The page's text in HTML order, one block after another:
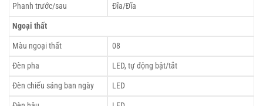
Phanh trước/sau
Đĩa/Đĩa
Ngoại thất
Màu ngoại thất
08
Đèn pha
LED, tự động bật/tắt
Đèn chiếu sáng ban ngày
LED